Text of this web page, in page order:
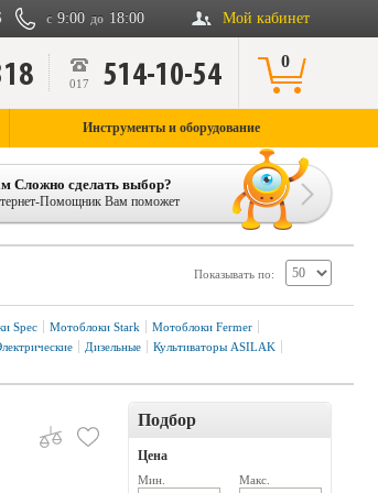
Мой кабинет
с 9:00 до 18:00
017 514-10-54 0
Инструменты и оборудование
Сложно сделать выбор?
Помощник Вам поможет
Показывать по:
Spec Мотоблоки Stark
Мотоблоки Fermer
Дизельные
Культиваторы ASILAK
Подбор
Цена
Мин. Макс.